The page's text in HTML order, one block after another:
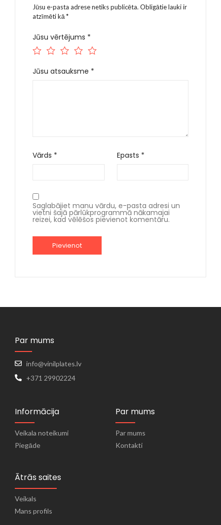
Jūsu e-pasta adrese netiks publicēta. Obligātie lauki ir
atzīmēti kā*
Jūsu vērtējums *
Jūsu atsauksme *
Vārds * Epasts *
Saglabājiet manu vārdu, e-pasta adresi un
vietni šajā pārlūkprogrammā nākamajai
reizei, kad vēlēšos pievienot komentāru.
Par mums
info@vinilplates.lv
+371 29902224
Informācija
Veikala noteikumi
Piegāde
Par mums
Par mums
Kontakti
Ātrās saites
Veikals
Mans profils